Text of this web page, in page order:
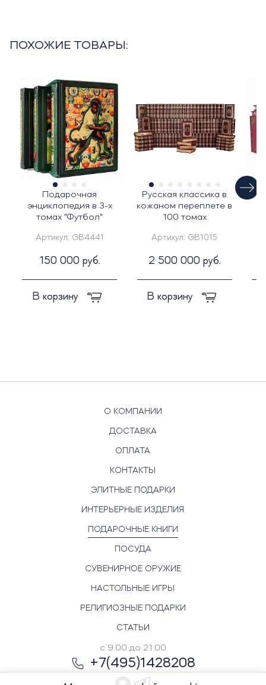
ПОХОЖИЕ ТОВАРЫ:
Подарочная
энциклопедия в 3-х
томах "Футбол"
Артикул: GB4441
150 000 руб.
В корзину
Русская классика в
кожаном переплете в
100 томах
Артикул: GB1015
2 500 000 руб.
В корзину
О КОМПАНИИ
ДОСТАВКА
ОПЛАТА
КОНТАКТЫ
ЭЛИТНЫЕ ПОДАРКИ
ИНТЕРЬЕРНЫЕ ИЗДЕЛИЯ
ПОДАРОЧНЫЕ КНИГИ
ПОСУДА
СУВЕНИРНОЕ ОРУЖИЕ
НАСТОЛЬНЫЕ ИГРЫ
РЕЛИГИОЗНЫЕ ПОДАРКИ
СТАТЬИ
с 9.00 до 21.00
+7(495)1428208